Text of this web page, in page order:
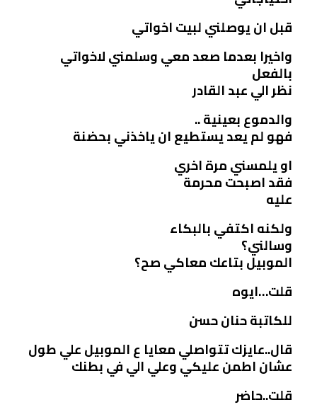
قبل ان يوصلني لبيت اخواتي
واخيرا بعدما صعد معي وسلمني لاخواتي
بالفعل
نظر الي عبد القادر
والدموع بعينية ..
فهو لم يعد يستطيع ان ياخذني بحضنة
او يلمسني مرة اخري
فقد اصبحت محرمة
عليه
ولكنه اكتفي بالبكاء
وسالني؟
الموبيل بتاعك معاكي صح؟
قلت…ايوه
للكاتبة حنان حسن
قال..عايزك تتواصلي معايا ع الموبيل علي طول
عشان اطمن عليكي وعلي الي في بطنك
قلت..حاضر